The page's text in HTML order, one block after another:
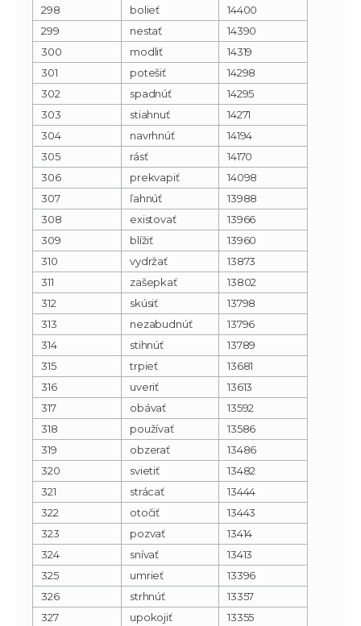
298 bolieť
14400
299
nestať
14390
300
modliť
14319
301
potešiť
14298
302
spadnúť
14295
303
stiahnuť
14271
304
navrhnúť
14194
305
rásť
14170
306
prekvapiť
14098
307
ľahnúť
13988
308
existovať
13966
309
blížiť
13960
310
vydržať
13873
311
zašepkať
13802
312
skúsiť
13798
313
nezabudnúť
13796
314
stihnúť
13789
315
trpieť
13681
316
uveriť
13613
317
obávať
13592
318
používať
13586
319
obzerať
13486
320
svietiť
13482
321
strácať
13444
322
otočiť
13443
323
pozvať
13414
324
snívať
13413
325
umrieť
13396
326
strhnúť
13357
327
upokojiť
13355